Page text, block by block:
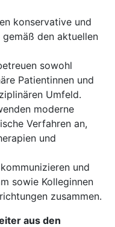
konservative und
den aktuellen
sowohl
Patientinnen und
Umfeld.
moderne
Verfahren an,
und
und
sowie Kolleginnen
zusammen.
aus den